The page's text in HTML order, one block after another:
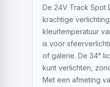
De 24V Track Spot
krachtige
kleurtemperatuur
is voor
of galerie. De 34°
kunt verlichten,
Met een afmeting